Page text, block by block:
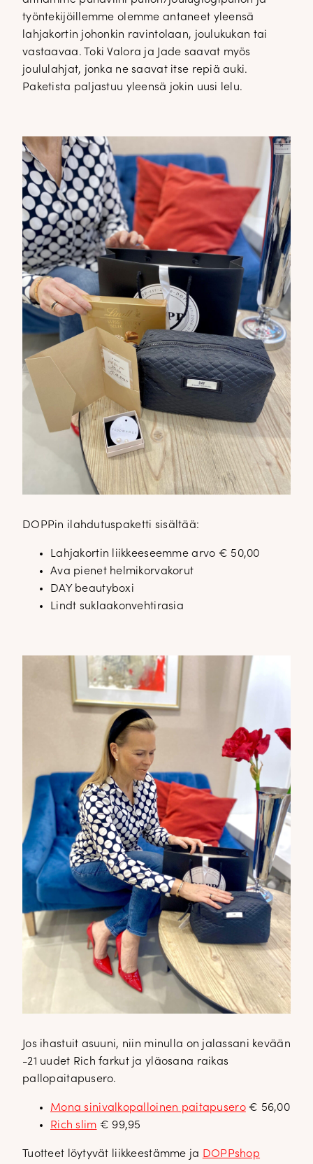
työntekijöillemme olemme antaneet yleensä
lahjakortin johonkin ravintolaan, joulukukan tai
vastaavaa. Toki Valora ja Jade saavat myös
joululahjat, jonka ne saavat itse repiä auki.
Paketista paljastuu yleensä jokin uusi lelu.
DOPPin ilahdutuspaketti sisältää:
Lahjakortin liikkeeseemme arvo € 50,00
Ava pienet helmikorvakorut
DAY beautyboxi
Lindt suklaakonvehtirasia
Jos ihastuit asuuni, niin minulla on jalassani kevään
-21 uudet Rich farkut ja yläosana raikas
pallopaitapusero.
Mona sinivalkopalloinen paitapusero€ 56,00
Rich slim € 99,95
Tuotteet löytyvät liikkeestämme ja DOPPshop